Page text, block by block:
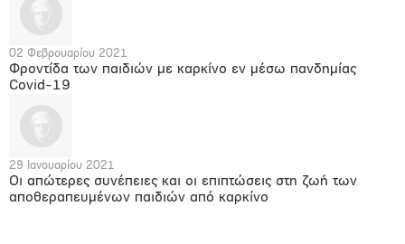
02 Φεβρουαρίου 2021
Φροντίδα των παιδιών με καρκίνο εν μέσω πανδημίας
Covid-19
29 Ιανουαρίου 2021
Οι απώτερες συνέπειες και οι επιπτώσεις στη ζωή των
αποθεραπευμένων παιδιών από καρκίνο